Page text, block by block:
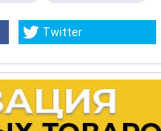
Twitter